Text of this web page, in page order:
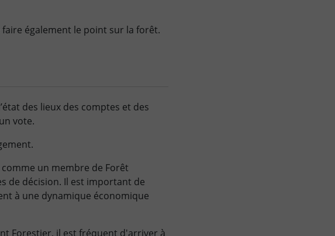
également le point sur la forêt.
des lieux des comptes et des
vote.
un membre de Forêt
de décision. Il est important de
à une dynamique économique
Forestier, il est fréquent d'arriver à